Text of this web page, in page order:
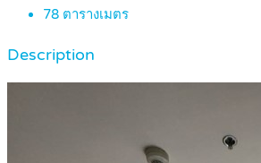
78 ตารางเมตร
Description